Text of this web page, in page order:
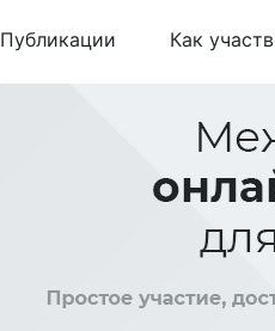
Публикации Как